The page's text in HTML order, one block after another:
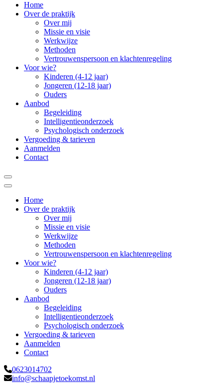
Home
Over de praktijk
Over mij
Missie en visie
Werkwijze
Methoden
Vertrouwenspersoon en klachtenregeling
Voor wie?
Kinderen (4-12 jaar)
Jongeren (12-18 jaar)
Ouders
Aanbod
Begeleiding
Intelligentieonderzoek
Psychologisch onderzoek
Vergoeding & tarieven
Aanmelden
Contact
Home
Over de praktijk
Over mij
Missie en visie
Werkwijze
Methoden
Vertrouwenspersoon en klachtenregeling
Voor wie?
Kinderen (4-12 jaar)
Jongeren (12-18 jaar)
Ouders
Aanbod
Begeleiding
Intelligentieonderzoek
Psychologisch onderzoek
Vergoeding & tarieven
Aanmelden
Contact
0623014702
info@schaapjetoekomst.nl